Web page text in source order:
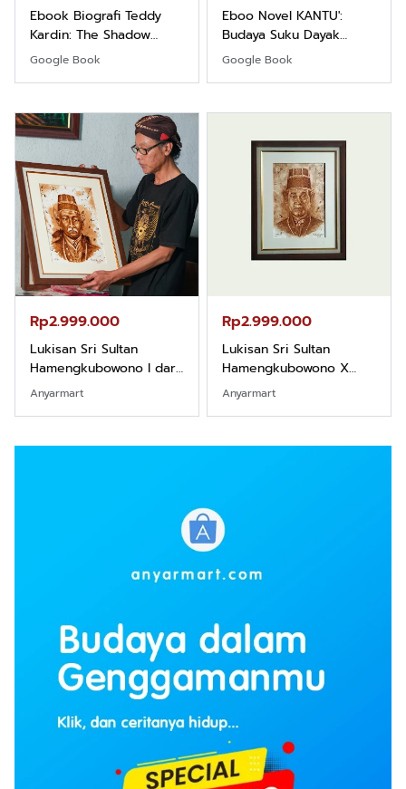
Ebook Biografi Teddy
Kardin: The Shadow
Khight |
Google Book
Eboo Novel KANTU':
Budaya Suku Dayak
Borneo
Google Book
Rp2.999.000
Lukisan Sri Sultan
Hamengkubowono I dari
Kopi Karya Rudi Winarso
Anyarmart
Rp2.999.000
Lukisan Sri Sultan
Hamengkubowono X
dari Kopi Karya Rudi
Winarso
Anyarmart